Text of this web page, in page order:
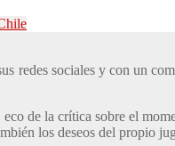
redes sociales y con un
de la crítica sobre el
los deseos del propio